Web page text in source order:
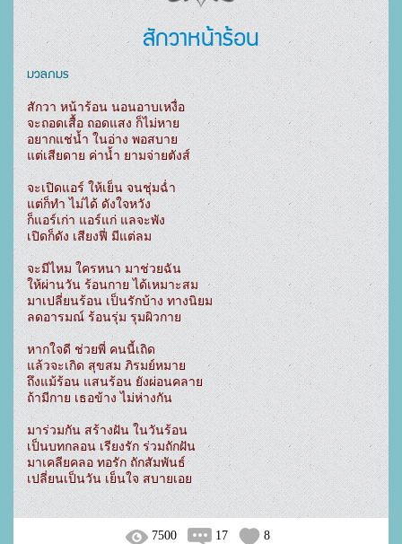
สักวาหน้าร้อน
มวลภมร
สักวา หน้าร้อน นอนอาบเหงื่อ
จะถอดเสื้อ ถอดแสง ก็ไม่หาย
อยากแช่น้ำ ในอ่าง พอสบาย
จะเปิดแอร์ ให้เย็น จนชุ่มฉ่ำ
แต่ก็ทำ ไม่ได้ ดังใจหวัง
ก็แอร์เก่า แอร์แก่ แลจะพัง
เปิดก็ดัง เสียงฟี่ มีแต่ลม
จะมีไหม ใครหนา มาช่วยฉัน
ให้ผ่านวัน ร้อนกาย ได้เหมาะสม
มาเปลี่ยนร้อน เป็นรักบ้าง ทางนิยม
ลดอารมณ์ ร้อนรุ่ม รุมผิวกาย
หากใจดี ช่วยพี่ คนนี้เถิด
แล้วจะเกิด สุขสม ภิรมย์หมาย
ถึงแม้ร้อน แสนร้อน ยังผ่อนคลาย
ถ้ามีกาย เธอข้าง ไม่ห่างกัน
มาร่วมกัน สร้างฝัน ในวันร้อน
เป็นบทกลอน เรียงรัก ร่วมถักฝัน
มาเคลียคลอ ทอรัก ถักสัมพันธ์
เปลี่ยนเป็นวัน เย็นใจ สบายเอย
7500 17 8